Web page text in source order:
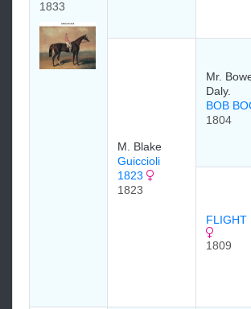
1833
M. Blake
Guiccioli
1823
1823
Mr.
Daly.
BOB
1804
FLIGHT
1809